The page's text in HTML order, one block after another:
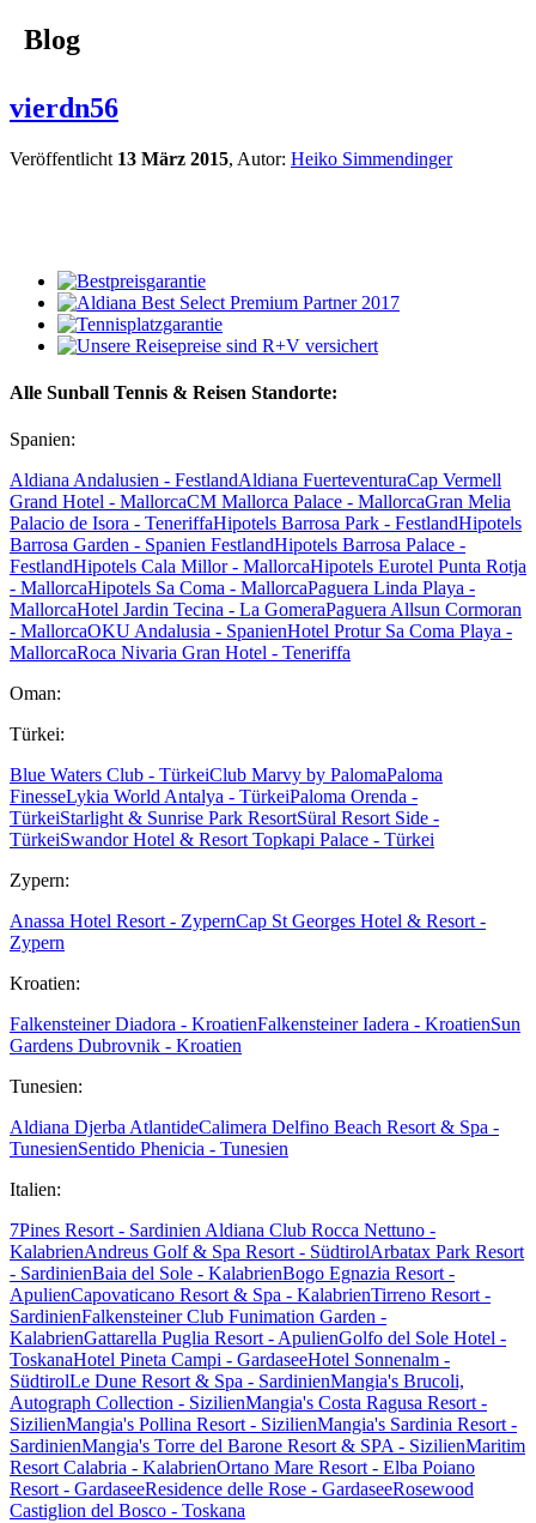
Blog
vierdn56
Veröffentlicht 13 März 2015, Autor: Heiko Simmendinger
Alle Sunball Tennis & Reisen Standorte:
Spanien:
Aldiana Andalusien - FestlandAldiana FuerteventuraCap Vermell
Grand Hotel - MallorcaCM Mallorca Palace - MallorcaGran Melia
Palacio de Isora - TeneriffaHipotels Barrosa Park - FestlandHipotels
Barrosa Garden - Spanien FestlandHipotels Barrosa Palace -
FestlandHipotels Cala Millor - MallorcaHipotels Eurotel Punta Rotja
- MallorcaHipotels Sa Coma - MallorcaPaguera Linda Playa -
MallorcaHotel Jardin Tecina - La GomeraPaguera Allsun Cormoran
- MallorcaOKU Andalusia - SpanienHotel Protur Sa Coma Playa -
MallorcaRoca Nivaria Gran Hotel - Teneriffa
Oman:
Türkei:
Blue Waters Club - TürkeiClub Marvy by PalomaPaloma
FinesseLykia World Antalya - TürkeiPaloma Orenda -
TürkeiStarlight & Sunrise Park ResortSüral Resort Side -
TürkeiSwandor Hotel & Resort Topkapi Palace - Türkei
Zypern:
Anassa Hotel Resort - ZypernCap St Georges Hotel & Resort -
Zypern
Kroatien:
Falkensteiner Diadora - KroatienFalkensteiner Iadera - KroatienSun
Gardens Dubrovnik - Kroatien
Tunesien:
Aldiana Djerba AtlantideCalimera Delfino Beach Resort & Spa -
TunesienSentido Phenicia - Tunesien
Italien:
7Pines Resort - Sardinien Aldiana Club Rocca Nettuno -
KalabrienAndreus Golf & Spa Resort - SüdtirolArbatax Park Resort
- SardinienBaia del Sole - KalabrienBogo Egnazia Resort -
ApulienCapovaticano Resort & Spa - KalabrienTirreno Resort -
SardinienFalkensteiner Club Funimation Garden -
KalabrienGattarella Puglia Resort - ApulienGolfo del Sole Hotel -
ToskanaHotel Pineta Campi - GardaseeHotel Sonnenalm -
SüdtirolLe Dune Resort & Spa - SardinienMangia's Brucoli,
Autograph Collection - SizilienMangia's Costa Ragusa Resort -
SizilienMangia's Pollina Resort - SizilienMangia's Sardinia Resort -
SardinienMangia's Torre del Barone Resort & SPA - SizilienMaritim
Resort Calabria - KalabrienOrtano Mare Resort - Elba Poiano
Resort - GardaseeResidence delle Rose - GardaseeRosewood
Castiglion del Bosco - Toskana